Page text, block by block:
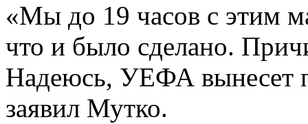
«Мы до 19 часов с этим
что и было сделано.
Надеюсь, УЕФА вынесет
заявил Мутко.